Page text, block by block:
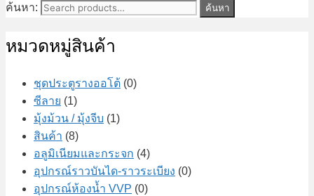
ค้นหา: ค้นหา
หมวดหมู่สินค้า
ชุดประตูรางออโต้ (0)
ซีลาย (1)
มุ้งม้วน / มุ้งจีบ (1)
สินค้า (8)
อลูมิเนียมและกระจก (4)
อุปกรณ์ราวบันได-ราวระเบียง (0)
อุปกรณ์ห้องน้ำ VVP (0)